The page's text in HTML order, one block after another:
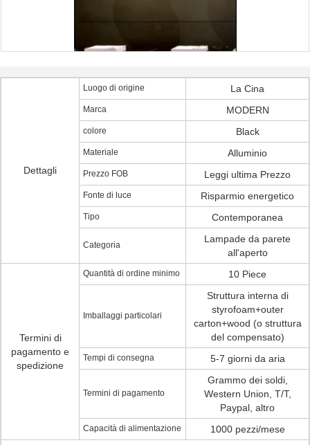
Dettagli
Luogo di origine La Cina
Marca MODERN
colore Black
Materiale Alluminio
Prezzo FOB Leggi ultima Prezzo
Fonte di luce Risparmio energetico
Tipo Contemporanea
Categoria
Lampade da parete
all'aperto
Termini di
pagamento e
spedizione
Quantità di ordine minimo 10 Piece
Imballaggi particolari
Struttura interna di
styrofoam+outer
carton+wood (o struttura
del compensato)
Tempi di consegna 5-7 giorni da aria
Termini di pagamento
Grammo dei soldi,
Western Union, T/T,
Paypal, altro
Capacità di alimentazione
1000 pezzi/mese